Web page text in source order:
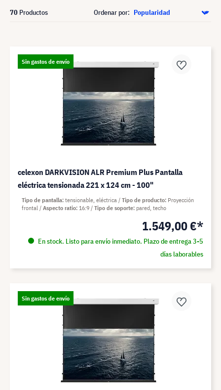
70 Productos Ordenar por:
Sin gastos de envío
celexon DARKVISION ALR Premium Plus Pantalla
eléctrica tensionada 221 x 124 cm - 100"
1.549,00 €*
En stock. Listo para envío inmediato. Plazo de entrega 3-5
días laborables
Tipo de pantalla tensionable, eléctrica Tipo de producto Proyección
frontal
Aspecto ratio 16:9 Tipo de soporte pared, techo
Sin gastos de envío